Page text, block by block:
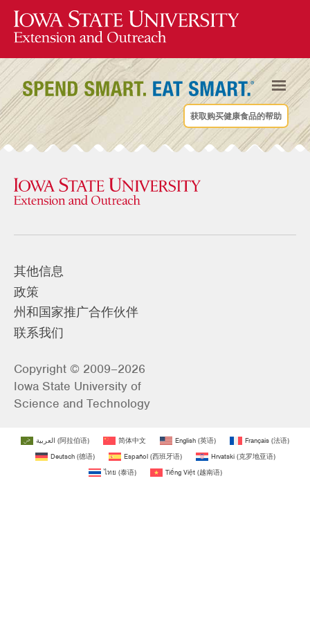
获取购买健康食品的帮助
其他信息
政策
州和国家推广合作伙伴
联系我们
Copyright © 2009–2026
Iowa State University of
Science and Technology
العربية (阿拉伯语) 简体中文 English (英语) Français (法语)
Deutsch(德语) Español(西班牙语) Hrvatski(克罗地亚语)
ไทย (泰语) Tiếng Việt(越南语)